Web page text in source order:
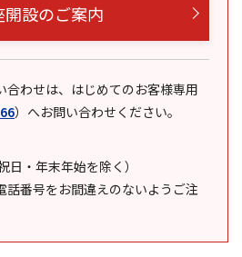
開設のご案内
合わせは、はじめてのお客様専用
） へお問い合わせください。
・年末年始を除く）
話番号をお間違えのないようご注